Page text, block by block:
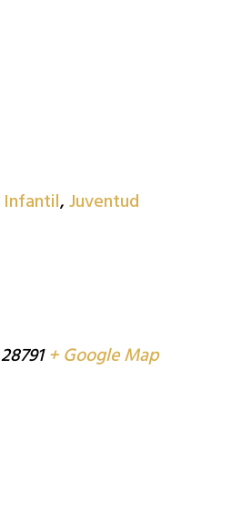
Infantil,Juventud
28791 + Google Map